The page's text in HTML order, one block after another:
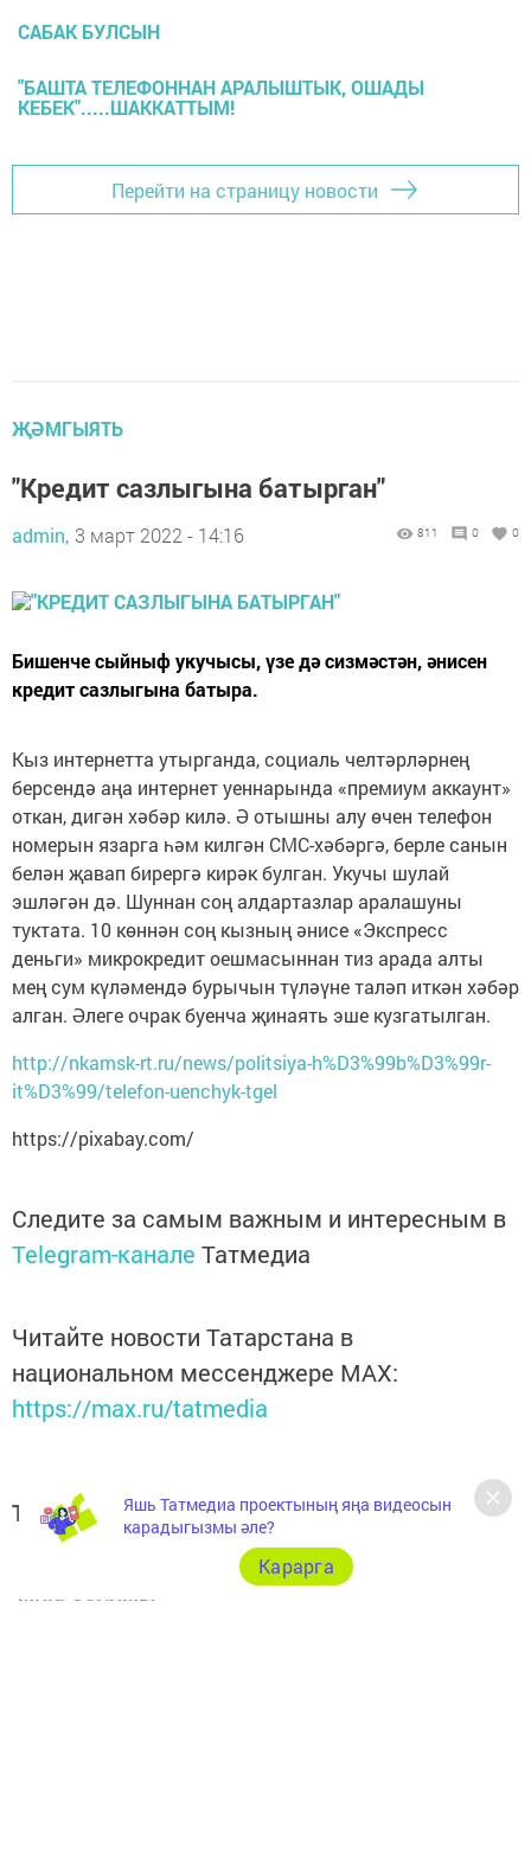
САБАК БУЛСЫН
"БАШТА ТЕЛЕФОННАН АРАЛЫШТЫК, ОШАДЫ
КЕБЕК".....ШАККАТТЫМ!
Перейти на страницу новости
ҖӘМГЫЯТЬ
"Кредит сазлыгына батырган"
admin, 3 март 2022 - 14:16 811 0 0
Бишенче сыйныф укучысы, үзе дә сизмәстән, әнисен
кредит сазлыгына батыра.
Кыз интернетта утырганда, социаль челтәрләрнең
берсендә аңа интернет уеннарында «премиум аккаунт»
откан, дигән хәбәр килә. Ә отышны алу өчен телефон
номерын язарга һәм килгән СМС-хәбәргә, берле санын
белән җавап бирергә кирәк булган. Укучы шулай
эшләгән дә. Шуннан соң алдартазлар аралашуны
туктата. 10 көннән соң кызның әнисе «Экспресс
деньги» микрокредит оешмасыннан тиз арада алты
мең сум күләмендә бурычын түләүне таләп иткән хәбәр
алган. Әлеге очрак буенча җинаять эше кузгатылган.
http://nkamsk-rt.ru/news/politsiya-h%D3%99b%D3%99r-
it%D3%99/telefon-uenchyk-tgel
https://pixabay.com/
Следите за самым важным и интересным в
Telegram-канале Татмедиа
Читайте новости Татарстана в
национальном мессенджере MАХ:
https://max.ru/tatmedia
Теги:
КРЕДИТ
МИКРОЗАЙМЫ
Яшь Татмедиа проектының яңа видеосын
карадыгызмы әле?
Карарга